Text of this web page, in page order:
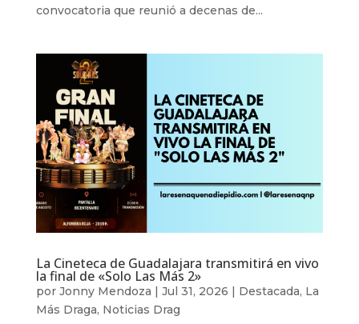
convocatoria que reunió a decenas de...
La Cineteca de Guadalajara transmitirá en vivo
la final de «Solo Las Más 2»
por Jonny Mendoza | Jul 31, 2026 | Destacada, La
Más Draga, Noticias Drag